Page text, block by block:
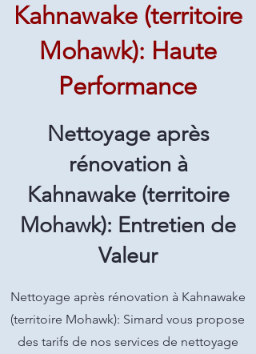
Kahnawake (territoire
Mohawk): Haute
Performance
Nettoyage après
rénovation à
Kahnawake (territoire
Mohawk): Entretien de
Valeur
Nettoyage après rénovation à Kahnawake
(territoire Mohawk): Simard vous propose
des tarifs de nos services de nettoyage